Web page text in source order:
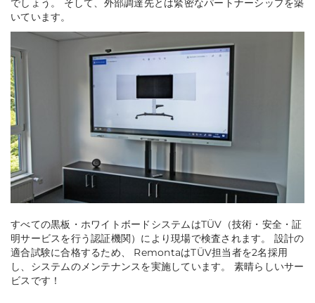
でしょう。 そして、外部調達先とは緊密なパートナーシップを築
いています。
すべての黒板・ホワイトボードシステムはTÜV（技術・安全・証
明サービスを行う認証機関）により現場で検査されます。 設計の
適合試験に合格するため、 RemontaはTÜV担当者を2名採用
し、システムのメンテナンスを実施しています。 素晴らしいサー
ビスです！